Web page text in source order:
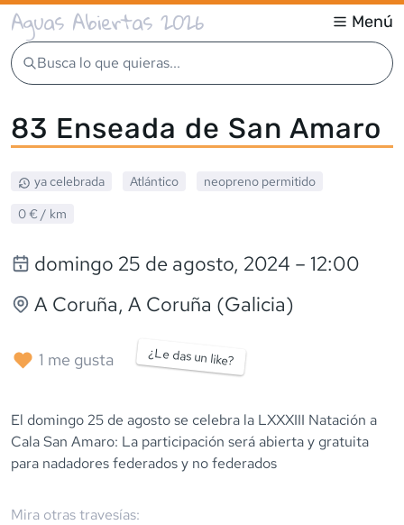
Aguas Abiertas 2026 Menú
Busca lo que quieras...
83 Enseada de San Amaro
ya celebrada Atlántico neopreno permitido
0 € / km
domingo 25 de agosto, 2024 – 12:00
A Coruña, A Coruña (Galicia)
1 me gusta ¿Le das un like?
El domingo 25 de agosto se celebra la LXXXIII Natación a
Cala San Amaro: La participación será abierta y gratuita
para nadadores federados y no federados
Mira otras travesías: